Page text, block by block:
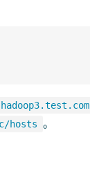
hadoop3.test.com
hosts 。